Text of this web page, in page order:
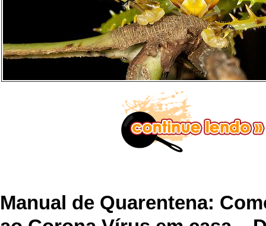
Manual de Quarentena: